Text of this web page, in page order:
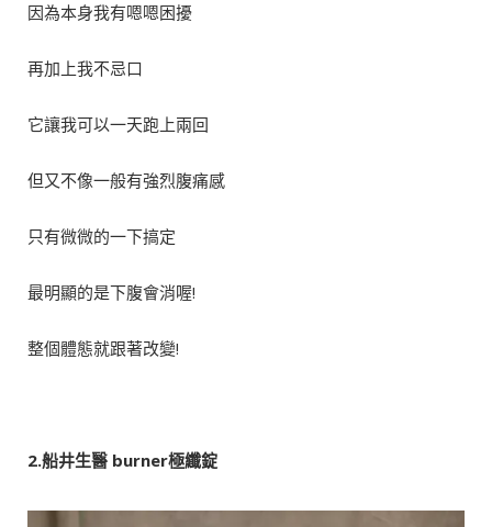
因為本身我有嗯嗯困擾
再加上我不忌口
它讓我可以一天跑上兩回
但又不像一般有強烈腹痛感
只有微微的一下搞定
最明顯的是下腹會消喔!
整個體態就跟著改變!
2.船井生醫 burner極纖錠